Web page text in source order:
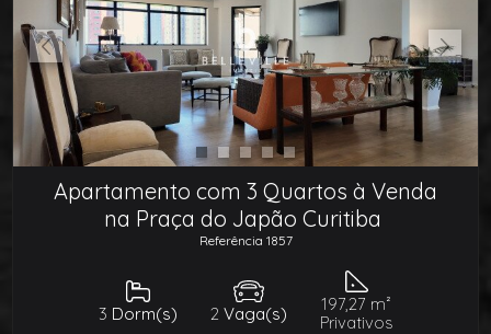
Apartamento com 3 Quartos à Venda
na Praça do Japão Curitiba
Referência 1857
3 Dorm(s) 2 Vaga(s)
197,27 m²
Privativos